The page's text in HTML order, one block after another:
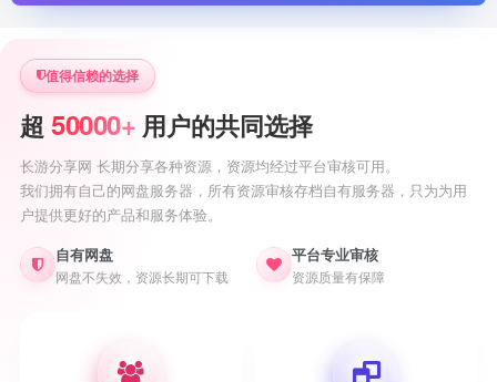
值得信赖的选择
超 50000+ 用户的共同选择
长游分享网 长期分享各种资源，资源均经过平台审核可用。
我们拥有自己的网盘服务器，所有资源审核存档自有服务器，只为为用
户提供更好的产品和服务体验。
自有网盘
网盘不失效，资源长期可下载
平台专业审核
资源质量有保障